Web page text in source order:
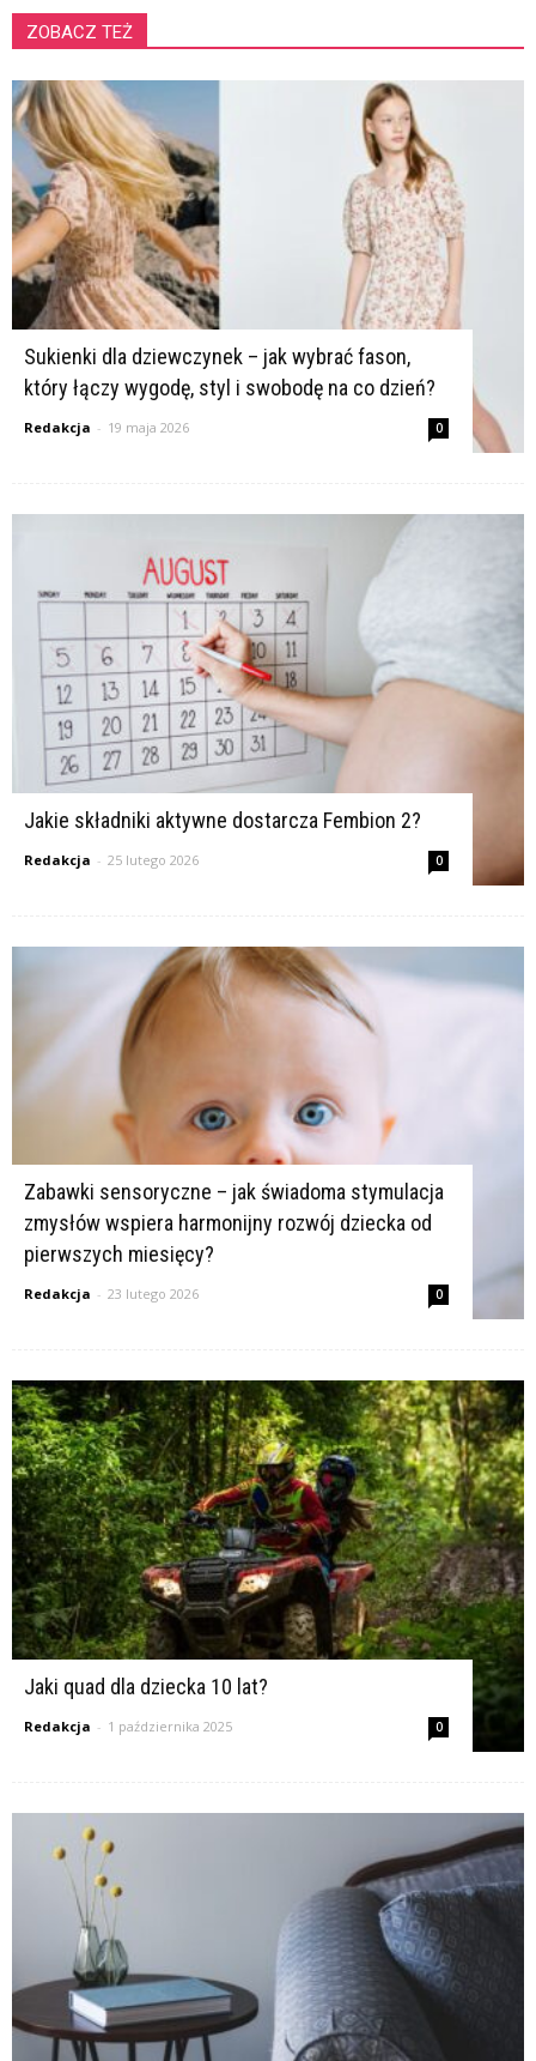
ZOBACZ TEŻ
Sukienki dla dziewczynek – jak wybrać fason,
który łączy wygodę, styl i swobodę na co dzień?
Redakcja - 19 maja 2026 0
Jakie składniki aktywne dostarcza Fembion 2?
Redakcja - 25 lutego 2026 0
Zabawki sensoryczne – jak świadoma stymulacja
zmysłów wspiera harmonijny rozwój dziecka od
pierwszych miesięcy?
Redakcja - 23 lutego 2026 0
Jaki quad dla dziecka 10 lat?
Redakcja - 1 października 2025 0